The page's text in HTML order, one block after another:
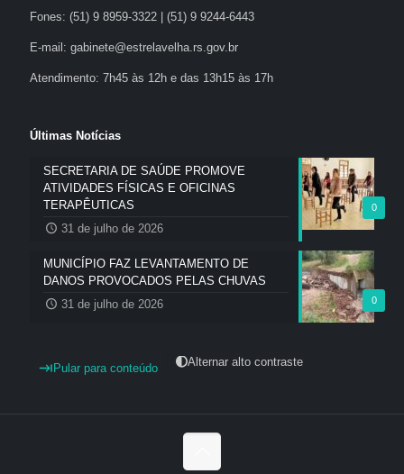
Fones: (51) 9 8959-3322 | (51) 9 9244-6443
E-mail: gabinete@estrelavelha.rs.gov.br
Atendimento: 7h45 às 12h e das 13h15 às 17h
Últimas Notícias
0
SECRETARIA DE SAÚDE PROMOVE
ATIVIDADES FÍSICAS E OFICINAS
TERAPÊUTICAS
31 de julho de 2026
0
MUNICÍPIO FAZ LEVANTAMENTO DE
DANOS PROVOCADOS PELAS CHUVAS
31 de julho de 2026
Pular para conteúdo Alternar alto contraste